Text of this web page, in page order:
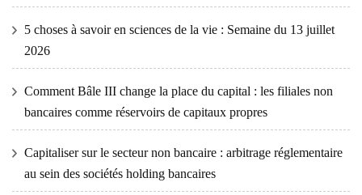
5 choses à savoir en sciences de la vie : Semaine du 13 juillet
2026
Comment Bâle III change la place du capital : les filiales non
bancaires comme réservoirs de capitaux propres
Capitaliser sur le secteur non bancaire : arbitrage réglementaire
au sein des sociétés holding bancaires